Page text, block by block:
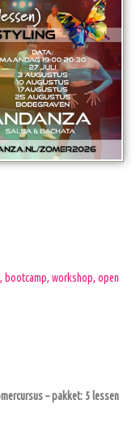
bootcamp, workshop, open
– pakket: 5 lessen